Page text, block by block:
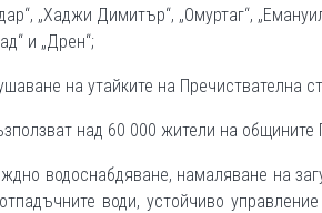
„Хаджи Димитър“, „Омуртаг“,
и „Дрен“;
на утайките на Пречиствателна
над 60 000 жители на общините
водоснабдяване, намаляване на
води, устойчиво